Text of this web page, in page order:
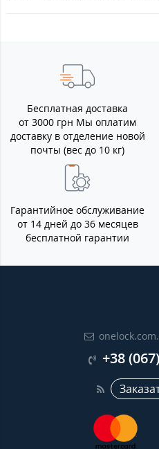
Бесплатная доставка
от 3000 грн Мы оплатим
доставку в отделение новой
почты (вес до 10 кг)
Гарантийное обслуживание
от 14 дней до 36 месяцев
бесплатной гарантии
+38